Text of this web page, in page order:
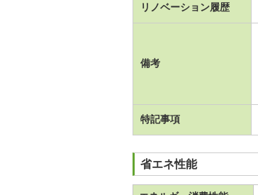
リノベーション履歴
備考
特記事項
省エネ性能